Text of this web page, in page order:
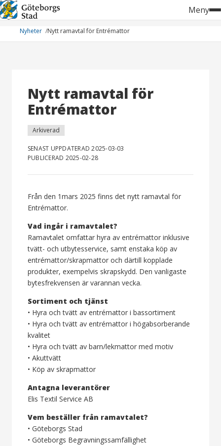
Hoppa
till
innehåll
Meny
Nyheter Nytt ramavtal för Entrémattor
Nytt ramavtal för
Entrémattor
Arkiverad
SENAST UPPDATERAD 2025-03-03
PUBLICERAD 2025-02-28
Från den 1mars 2025 finns det nytt ramavtal för
Entrémattor.
Vad ingår i ramavtalet?
Ramavtalet omfattar hyra av entrémattor inklusive
tvätt- och utbytesservice, samt enstaka köp av
entrémattor/skrapmattor och därtill kopplade
produkter, exempelvis skrapskydd. Den vanligaste
bytesfrekvensen är varannan vecka.
Sortiment och tjänst
• Hyra och tvätt av entrémattor i bassortiment
• Hyra och tvätt av entrémattor i högabsorberande
kvalitet
• Hyra och tvätt av barn/lekmattor med motiv
• Akuttvätt
• Köp av skrapmattor
Antagna leverantörer
Elis Textil Service AB
Vem beställer från ramavtalet?
• Göteborgs Stad
• Göteborgs Begravningssamfällighet